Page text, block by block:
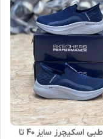
کتونی طبی اسکیچرز سایز ۴۰ تا